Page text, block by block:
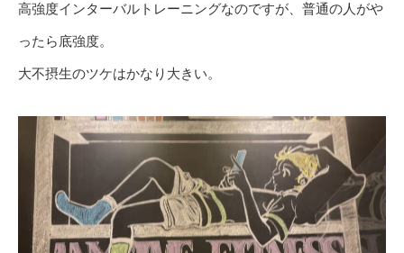
高強度インターバルトレーニングなのですが、普通の人がや
ったら底強度。
大不摂生のツケはかなり大きい。